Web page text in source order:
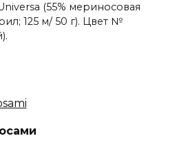
(55% мериносовая
125 м/ 50 г). Цвет №